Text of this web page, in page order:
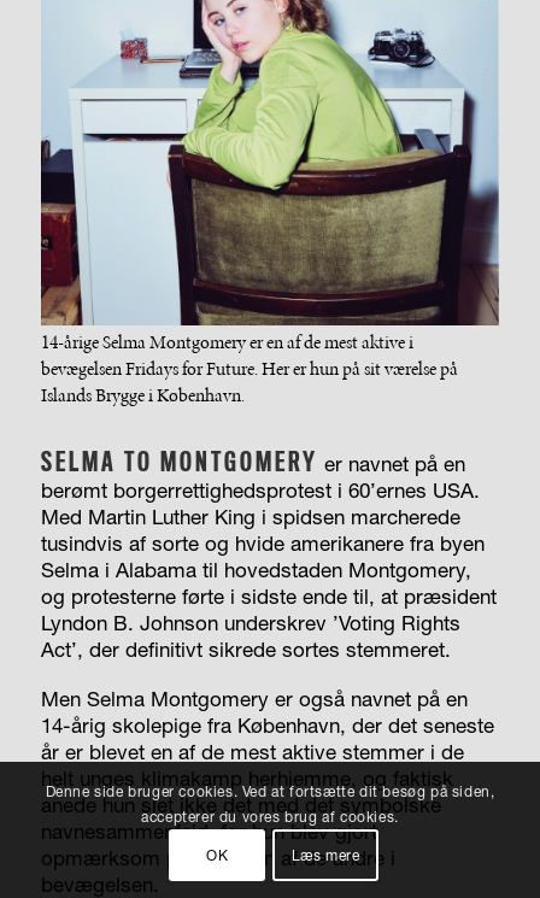
14-årige Selma Montgomery er en af de mest aktive i
bevægelsen Fridays for Future. Her er hun på sit værelse på
Islands Brygge i København.
SELMA TO MONTGOMERY er navnet på en
berømt borgerrettighedsprotest i 60’ernes USA.
Med Martin Luther King i spidsen marcherede
tusindvis af sorte og hvide amerikanere fra byen
Selma i Alabama til hovedstaden Montgomery,
og protesterne førte i sidste ende til, at præsident
Lyndon B. Johnson underskrev ’Voting Rights
Act’, der definitivt sikrede sortes stemmeret.
Men Selma Montgomery er også navnet på en
14-årig skolepige fra København, der det seneste
år er blevet en af de mest aktive stemmer i de
helt unges klimakamp herhjemme, og faktisk
anede hun slet ikke det med det symbolske
navnesammenfald, før hun blev gjort
opmærksom på det af en af de andre i
bevægelsen.
Denne side bruger cookies. Ved at fortsætte dit besøg på siden,
accepterer du vores brug af cookies.
OK Læs mere